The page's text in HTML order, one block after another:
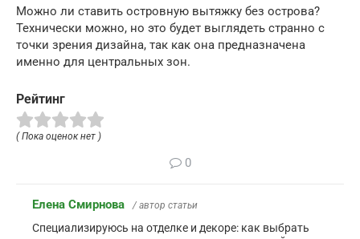
Можно ли ставить островную вытяжку без острова?
Технически можно, но это будет выглядеть странно с
точки зрения дизайна, так как она предназначена
именно для центральных зон.
Рейтинг
( Пока оценок нет )
0
Елена Смирнова / автор статьи
Специализируюсь на отделке и декоре: как выбрать